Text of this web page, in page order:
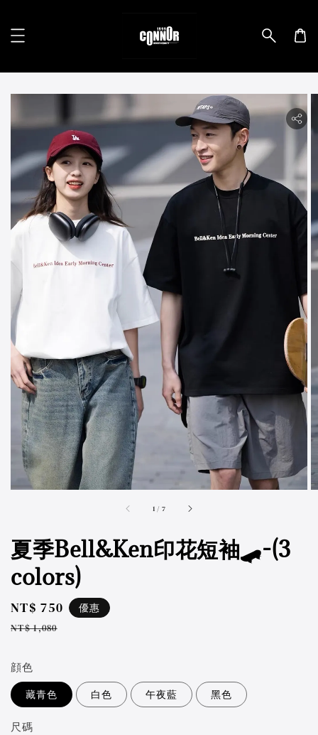
1 / accessibility.of
7
夏季Bell&Ken印花短袖🛹-(3
colors)
Sale
price
NT$ 750
Regular
NT$ 1,080
優惠
顔色
藏青色 白色 午夜藍 黑色
尺碼